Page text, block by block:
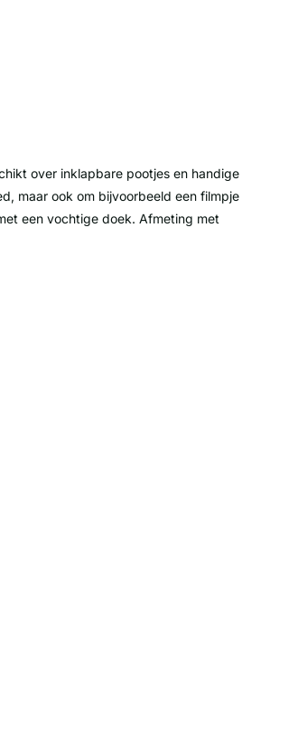
over inklapbare pootjes en handige
maar ook om bijvoorbeeld een filmpje
een vochtige doek. Afmeting met